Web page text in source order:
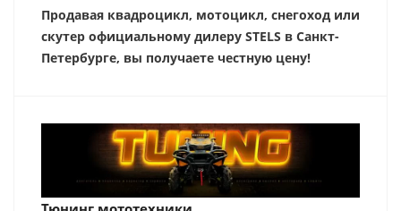
Продавая квадроцикл, мотоцикл, снегоход или
скутер официальному дилеру STELS в Санкт-
Петербурге, вы получаете честную цену!